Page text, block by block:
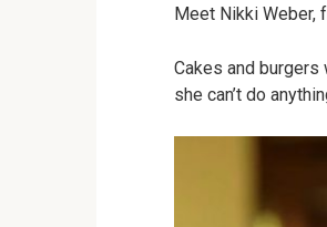
Meet Nikki Weber,
Cakes and
she can’t do